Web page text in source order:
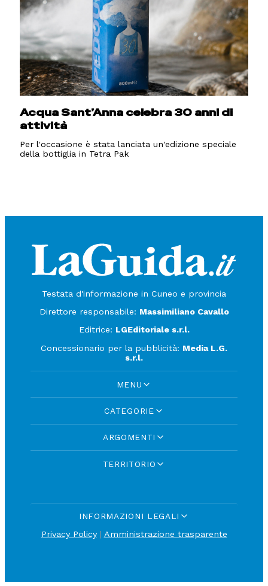
Acqua Sant’Anna celebra 30 anni di
attività
Per l'occasione è stata lanciata un'edizione speciale
della bottiglia in Tetra Pak
Testata d'informazione in Cuneo e provincia
Direttore responsabile: Massimiliano Cavallo
Editrice: LGEditoriale s.r.l.
Concessionario per la pubblicità: Media L.G.
s.r.l.
MENU
CATEGORIE
ARGOMENTI
TERRITORIO
INFORMAZIONI LEGALI
Privacy Policy| Amministrazione trasparente